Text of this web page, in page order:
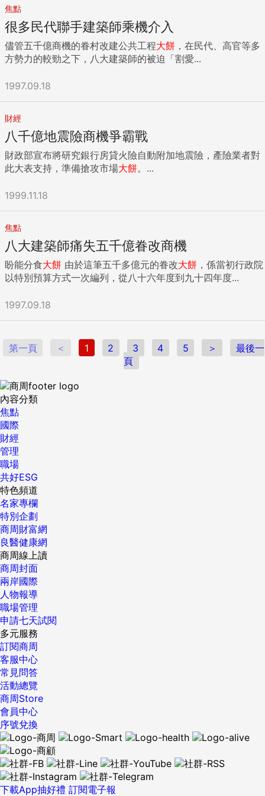
焦點
很多民代聯手建築師乘機介入
儘管五千億商機的眷村改建公共工程大餅 ，在民代、高官等多
方勢力的較勁之下，八大建築師的被迫「割愛...
1997.09.18
財經
八千億地震險商機爭霸戰
財政部宣布將研究銀行房貸火險自動附加地震險，產險業者對
此大表支持，準備搶攻市場大餅。...
1999.11.18
焦點
八大建築師痛失五千億眷改商機
盼能分食大餅 由於這筆五千多億元的眷改大餅 ，係當初行政院
以特別預算方式一次編列，從八十六年度到九十四年度...
1997.09.18
第一頁 ＜ 1 2 3 4 5 ＞
最後一
頁
內容分類
焦點
國際
財經
管理
職場
共好ESG
特色頻道
名家專欄
特別企劃
商周財富網
良醫健康網
商周線上讀
商周封面
兩岸國際
人物報導
職場管理
申請七天試閱
多元服務
訂閱商周
客服中心
常見問答
活動總覽
商周Store
會員中心
序號兌換
下載App抽好禮 訂閱電子報